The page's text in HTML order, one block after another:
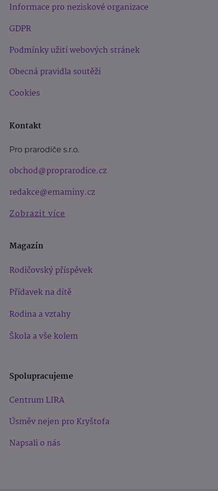
Informace pro neziskové organizace
GDPR
Podmínky užití webových stránek
Obecná pravidla soutěží
Cookies
Kontakt
Pro prarodiče s.r.o.
obchod@proprarodice.cz
redakce@emaminy.cz
Zobrazit více
Magazín
Rodičovský příspěvek
Přídavek na dítě
Rodina a vztahy
Škola a vše kolem
Spolupracujeme
Centrum LIRA
Úsměv nejen pro Kryštofa
Napsali o nás